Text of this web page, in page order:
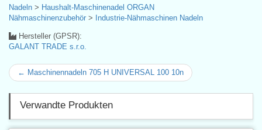
Nadeln > Haushalt-Maschinenadel ORGAN
Nähmaschinenzubehör > Industrie-Nähmaschinen Nadeln
Hersteller (GPSR):
GALANT TRADE s.r.o.
← Maschinennadeln 705 H UNIVERSAL 100 10n
Verwandte Produkten